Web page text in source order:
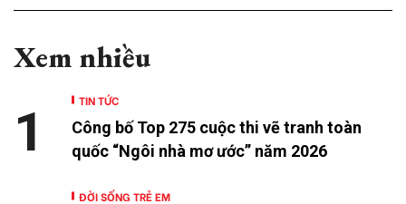
Xem nhiều
TIN TỨC
Công bố Top 275 cuộc thi vẽ tranh toàn
quốc “Ngôi nhà mơ ước” năm 2026
1
ĐỜI SỐNG TRẺ EM